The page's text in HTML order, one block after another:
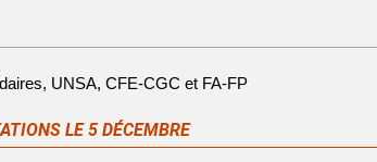
UNSA, CFE-CGC et FA-FP
LE 5 DÉCEMBRE